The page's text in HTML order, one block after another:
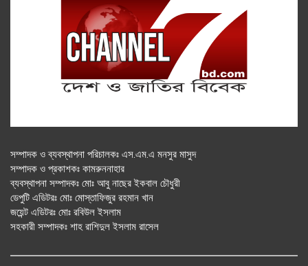
সম্পাদক ও ব্যবস্থাপনা পরিচালকঃ এস.এম.এ মনসুর মাসুদ
সম্পাদক ও প্রকাশকঃ কামরুননাহার
ব্যবস্থাপনা সম্পাদকঃ মোঃ আবু নাছের ইকবাল চৌধুরী
ডেপুটি এডিটরঃ মোঃ মোস্তাফিজুর রহমান খান
জয়েন্ট এডিটরঃ মোঃ রবিউল ইসলাম
সহকারী সম্পাদকঃ শাহ রাশিদুল ইসলাম রাসেল